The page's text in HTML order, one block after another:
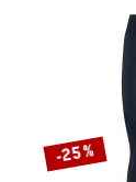
-25 %